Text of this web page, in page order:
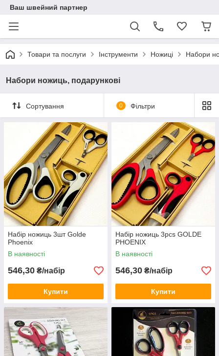
Ваш швейний партнер
Товари та послуги Інструменти Ножиці Набори
Набори ножиць, подарункові
Сортування 0 Фільтри
Набір ножиць 3шт Golde
Phoenix
В наявності
546,30 ₴/набір
Купити
Набір ножиць 3pcs GOLDE
PHOENIX
В наявності
546,30 ₴/набір
Купити